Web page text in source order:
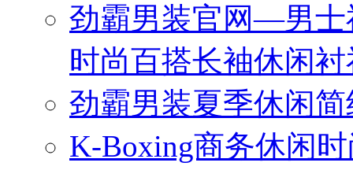
劲霸男装官网—男士
时尚百搭长袖休闲
劲霸男装夏季休闲
K-Boxing商务休闲